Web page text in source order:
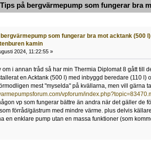
på bergvärmepump som fungerar bra
som fungerar bra mot acktank (500 l)
kamin
2024, 11:22:55 »
om i annan tråd så har min Thermia Diplomat 8 gått till
en Acktank (500 l) med inbyggd beredare (110
mest "myselda" på kvällarna, men vill gärna
vpforum/
vp som fungerar bättre än andra när det gäller de
förråd/gästrum med mindre värme. plus delvis
en enklare pump utan en massa funktioner (som